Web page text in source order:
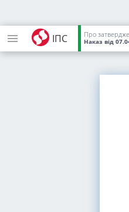
ІПС Наказ від